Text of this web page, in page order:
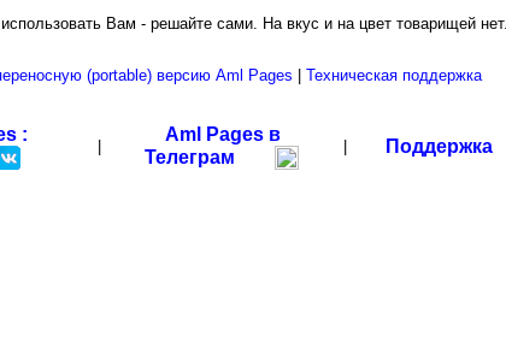
Вам - решайте сами. На вкус и на цвет товарищей нет.
(portable) версию Aml Pages Техническая поддержка
:
Aml Pages в
Телеграм
Поддержка